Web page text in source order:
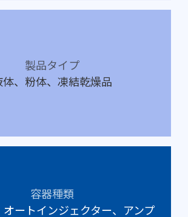
製品タイプ
体、粉体、凍結乾燥品
容器種類
オートインジェクター、アンプ